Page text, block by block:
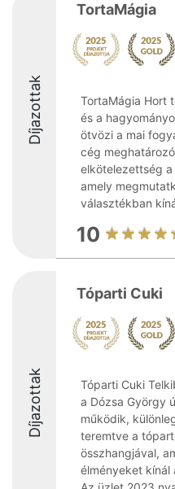
Díjazottak
TortaMágia
TortaMágia Hort
és a
ötvözi a mai
cég
elkötelezettség
amely
választékban
10
Díjazottak
Tóparti Cuki
Tóparti Cuki
a Dózsa György
működik,
teremtve a
összhangjával,
élményeket kínál